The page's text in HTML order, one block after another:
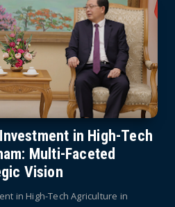
in High-Tech
Multi-Faceted
Vision
in High-Tech Agriculture in